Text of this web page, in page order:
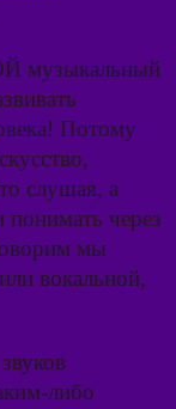
музыкальный
Потому
слушая, а
через
мы
вокальной,
либо